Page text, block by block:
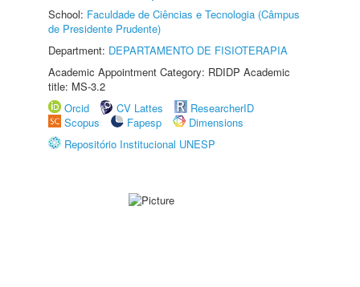
School: Faculdade de Ciências e Tecnologia (Câmpus
de Presidente Prudente)
Department: DEPARTAMENTO DE FISIOTERAPIA
Academic Appointment Category: RDIDP Academic
title: MS-3.2
Orcid
CV Lattes
ResearcherID
Scopus
Fapesp
Dimensions
Repositório Institucional UNESP